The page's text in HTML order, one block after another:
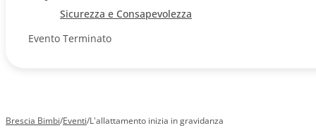
Sicurezza e Consapevolezza
Evento Terminato
Brescia Bimbi/Eventi/L'allattamento inizia in gravidanza